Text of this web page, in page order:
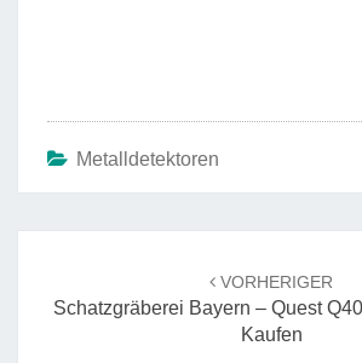
Metalldetektoren
VORHERIGER
Schatzgräberei Bayern – Quest
Kaufen